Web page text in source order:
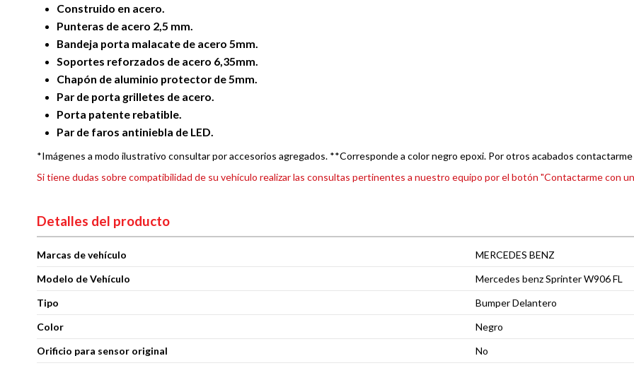
Construido en acero.
Punteras de acero 2,5 mm.
Bandeja porta malacate de acero 5mm.
Soportes reforzados de acero 6,35mm.
Chapón de aluminio protector de 5mm.
Par de porta grilletes de acero.
Porta patente rebatible.
Par de faros antiniebla de LED.
*Imágenes a modo ilustrativo consultar por accesorios agregados. **Corresponde a color negro epoxi. Por otros acabados
Si tiene dudas sobre compatibilidad de su vehículo realizar las consultas pertinentes a nuestro equipo por el botón "Contactarme con
Detalles del producto
Marcas de vehículo
MERCEDES BENZ
Modelo de Vehículo
Mercedes benz Sprinter W906 FL
Tipo
Bumper Delantero
Color
Negro
Orificio para sensor original
No